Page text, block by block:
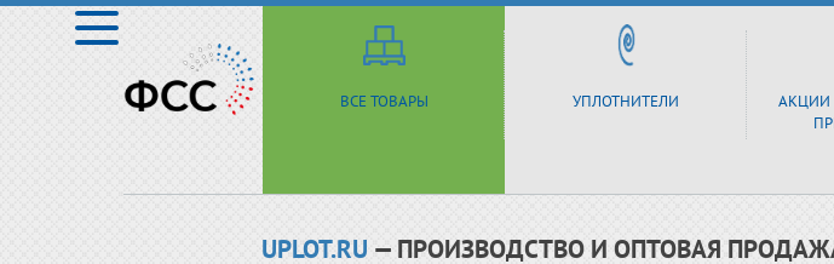
ВСЕ ТОВАРЫ УПЛОТНИТЕЛИ
АКЦИИ
UPLOT.RU — ПРОИЗВОДСТВО И ОПТОВАЯ